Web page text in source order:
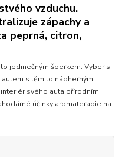
vzduchu.
zápachy a
peprná, citron,
jedinečným šperkem. Vyber si
s těmito nádhernými
svého auta přírodními
účinky aromaterapie na